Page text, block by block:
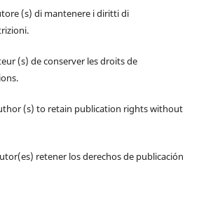
(s) di mantenere i diritti di
(s) de conserver les droits de
(s) to retain publication rights without
retener los derechos de publicación